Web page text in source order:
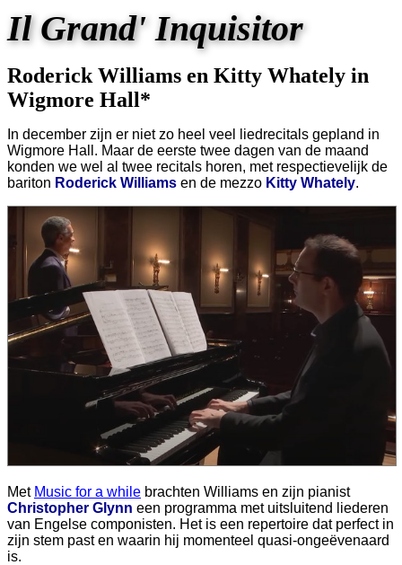
Il Grand' Inquisitor
Roderick Williams en Kitty Whately in
Wigmore Hall*
In december zijn er niet zo heel veel liedrecitals gepland in
Wigmore Hall. Maar de eerste twee dagen van de maand
konden we wel al twee recitals horen, met respectievelijk de
bariton Roderick Williams en de mezzo Kitty Whately.
Met Music for a while brachten Williams en zijn pianist
Christopher Glynn een programma met uitsluitend liederen
van Engelse componisten. Het is een repertoire dat perfect in
zijn stem past en waarin hij momenteel quasi-ongeëvenaard
is.